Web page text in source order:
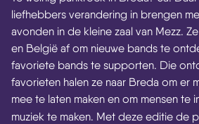
liefhebbers verandering in brengen
avonden in de kleine zaal van Mezz.
en België af om nieuwe bands te
favoriete bands te supporten. Die
favorieten halen ze naar Breda om er
mee te laten maken en om mensen te
muziek te maken. Met deze editie de